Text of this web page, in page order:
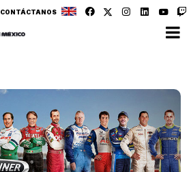
CONTÁCTANOS